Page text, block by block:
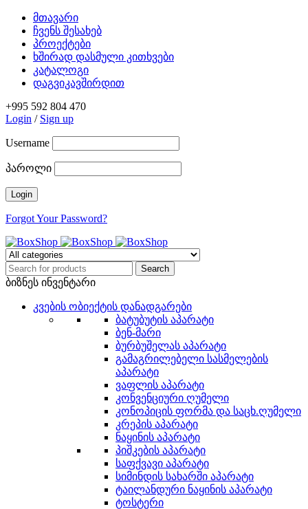
მთავარი
ჩვენს შესახებ
პროექტები
ხშირად დასმული კითხვები
კატალოგი
დაგვიკავშირდით
+995 592 804 470
Login / Sign up
Username
პაროლი
Forgot Your Password?
ბიზნეს ინვენტარი
კვების ობიექტის დანადგარები
ბატუბუტის აპარატი
ბენ-მარი
ბურბუშელას აპარატი
გამაგრილებელი სასმელების
აპარატი
ვაფლის აპარატი
კონვენციური ღუმელი
კონოპიცის ფორმა და საცხ.ღუმელი
კრეპის აპარატი
ნაყინის აპარატი
პიშკების აპარატი
საფქვავი აპარატი
სიმინდის სახარში აპარატი
ტაილანდური ნაყინის აპარატი
ტოსტერი